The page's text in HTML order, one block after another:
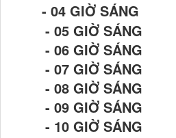
- 04 GIỜ SÁNG
- 05 GIỜ SÁNG
- 06 GIỜ SÁNG
- 07 GIỜ SÁNG
- 08 GIỜ SÁNG
- 09 GIỜ SÁNG
- 10 GIỜ SÁNG